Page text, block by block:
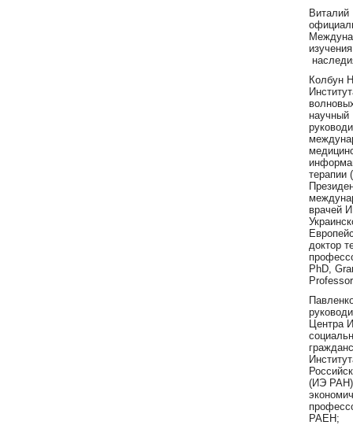
Виталий
Колбун
научный
терапии
врачей
доктор
PhD,
Центра
(ИЭ
РАЕН;